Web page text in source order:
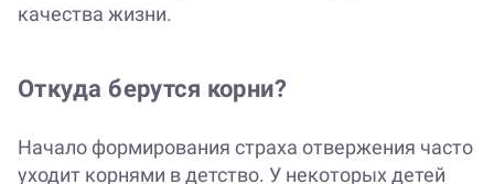
качества жизни.
Откуда берутся корни?
Начало формирования страха отвержения часто
уходит корнями в детство. У некоторых детей